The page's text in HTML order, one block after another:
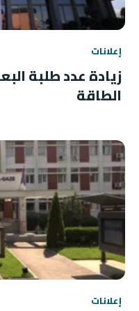
إعلانات
زيادة عدد طلبة
الطاقة
إعلانات